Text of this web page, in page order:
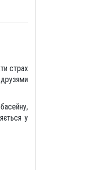
страх
у